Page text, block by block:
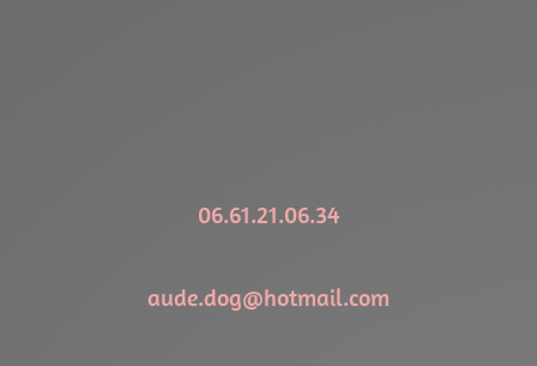
06.61.21.06.34
aude.dog@hotmail.com